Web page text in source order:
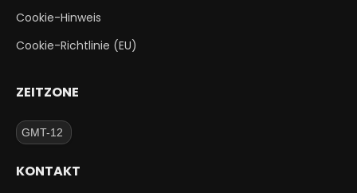
Cookie-Hinweis
Cookie-Richtlinie (EU)
ZEITZONE
KONTAKT